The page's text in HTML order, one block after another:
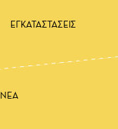
ΕΓΚΑΤΑΣΤΑΣΕΙΣ
ΝΕΑ